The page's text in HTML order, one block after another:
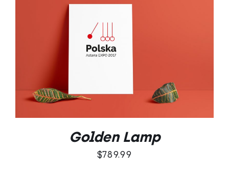
Oceniono
5.00
DODAJ DO KOSZYKA
Golden Lamp
$789.99